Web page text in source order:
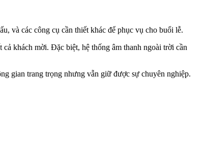
và các công cụ cần thiết khác để phục vụ cho buổi lễ.
khách mời. Đặc biệt, hệ thống âm thanh ngoài trời cần
gian trang trọng nhưng vẫn giữ được sự chuyên nghiệp.